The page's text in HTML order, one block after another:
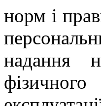
норм і
надання